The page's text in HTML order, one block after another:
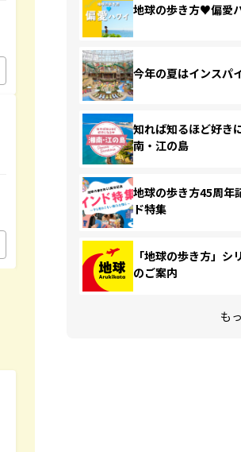
地球の歩き方♥偏愛
今年の夏はインスパ
知れば知るほど好き
南・江の島
地球の歩き方45周年
ド特集
「地球の歩き方」シ
のご案内
も